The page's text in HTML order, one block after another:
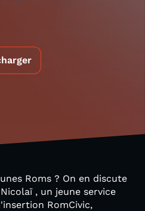
Roms ? On en discute
, un jeune service
RomCivic,